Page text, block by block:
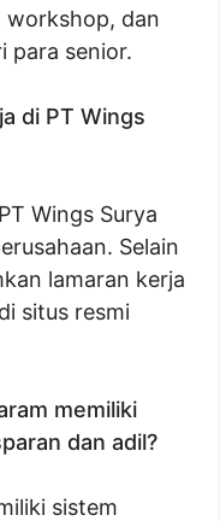
workshop, dan
para senior.
di PT Wings
Wings Surya
Selain
lamaran kerja
situs resmi
memiliki
dan adil?
sistem